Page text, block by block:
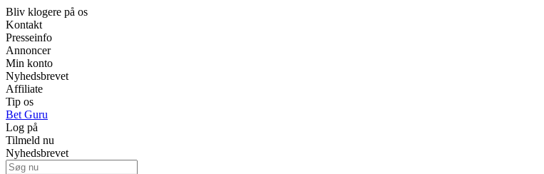
Bliv klogere på os
Kontakt
Presseinfo
Annoncer
Min konto
Nyhedsbrevet
Affiliate
Tip os
Bet Guru
Log på
Tilmeld nu
Nyhedsbrevet